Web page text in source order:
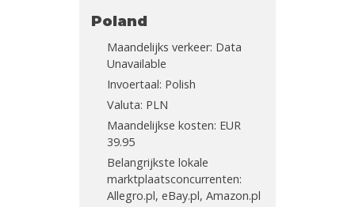
Poland
Maandelijks verkeer: Data
Unavailable
Invoertaal: Polish
Valuta: PLN
Maandelijkse kosten: EUR
39.95
Belangrijkste lokale
marktplaatsconcurrenten:
Allegro.pl, eBay.pl, Amazon.pl